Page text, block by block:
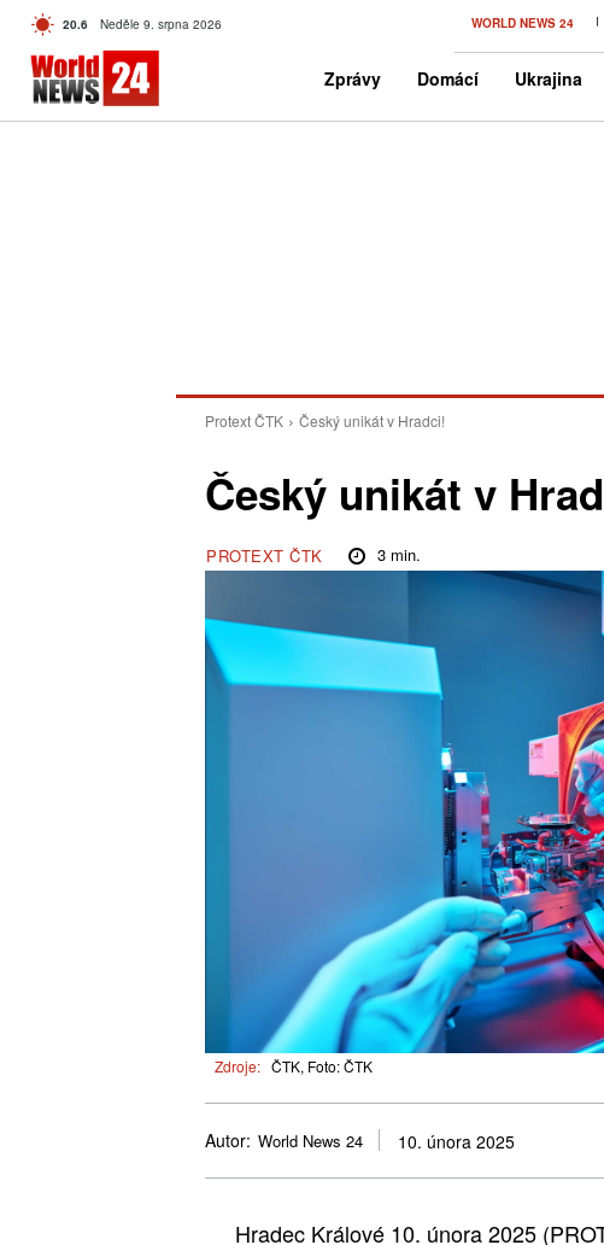
20.6 C Czech
Neděle 9. srpna 2026 WORLD NEWS 24
Zprávy Domácí Ukrajina
Protext ČTK Český unikát v Hradci!
Český unikát v
PROTEXT ČTK 3min.
Zdroje: ČTK, Foto: ČTK
Autor: World News 24 10. února 2025
Hradec Králové 10. února 2025